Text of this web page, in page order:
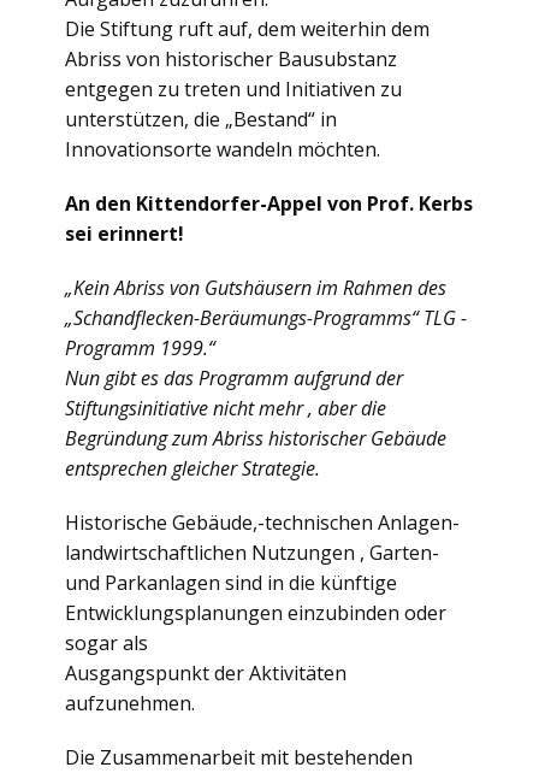
Die Stiftung ruft auf, dem weiterhin dem
Abriss von historischer Bausubstanz
entgegen zu treten und Initiativen zu
unterstützen, die „Bestand“ in
Innovationsorte wandeln möchten.
An den Kittendorfer-Appel von Prof. Kerbs
sei erinnert!
„Kein Abriss von Gutshäusern im Rahmen des
„Schandflecken-Beräumungs-Programms“ TLG -
Programm 1999.“
Nun gibt es das Programm aufgrund der
Stiftungsinitiative nicht mehr , aber die
Begründung zum Abrisshistorischer Gebäude
entsprechen gleicher Strategie.
Historische Gebäude,-technischen Anlagen-
landwirtschaftlichen Nutzungen , Garten-
und Parkanlagen sind in die künftige
Entwicklungsplanungen einzubinden oder
sogar als
Ausgangspunkt der Aktivitäten
aufzunehmen.
Die Zusammenarbeit mit bestehenden